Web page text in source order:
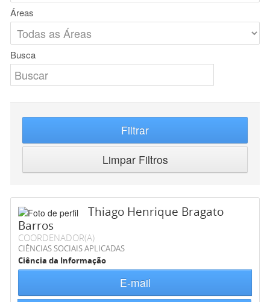
Áreas
Busca
Filtrar
Limpar Filtros
Thiago Henrique Bragato
Barros
COORDENADOR(A)
CIÊNCIAS SOCIAIS APLICADAS
Ciência da Informação
E-mail